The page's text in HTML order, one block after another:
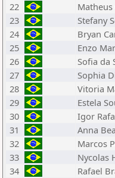
22
23
Stefany
24
Bryan
25
Enzo
26
Sofia da
27
Sophia
28
Vitoria
29
Estela
30
Igor
31
Anna
32
Marcos
33
Nycolas
34
Rafael